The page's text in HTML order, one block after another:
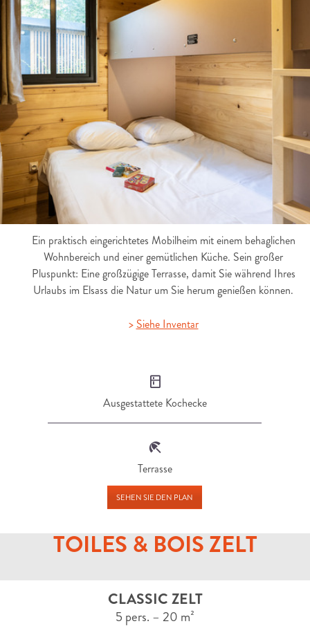
Ein praktisch eingerichtetes Mobilheim mit einem behaglichen
Wohnbereich und einer gemütlichen Küche. Sein großer
Pluspunkt: Eine großzügige Terrasse, damit Sie während Ihres
Urlaubs im Elsass die Natur um Sie herum genießen können.
> Siehe Inventar
Ausgestattete Kochecke
Terrasse
SEHEN SIE DEN PLAN
TOILES & BOIS ZELT
CLASSIC ZELT
5 pers. – 20 m²